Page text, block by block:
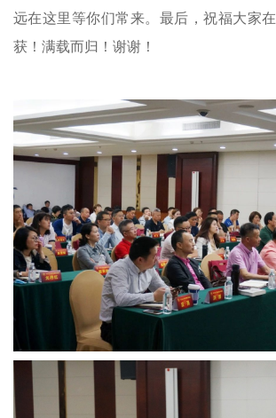
远在这里等你们常来。最后，祝福大家
获！满载而归！谢谢！